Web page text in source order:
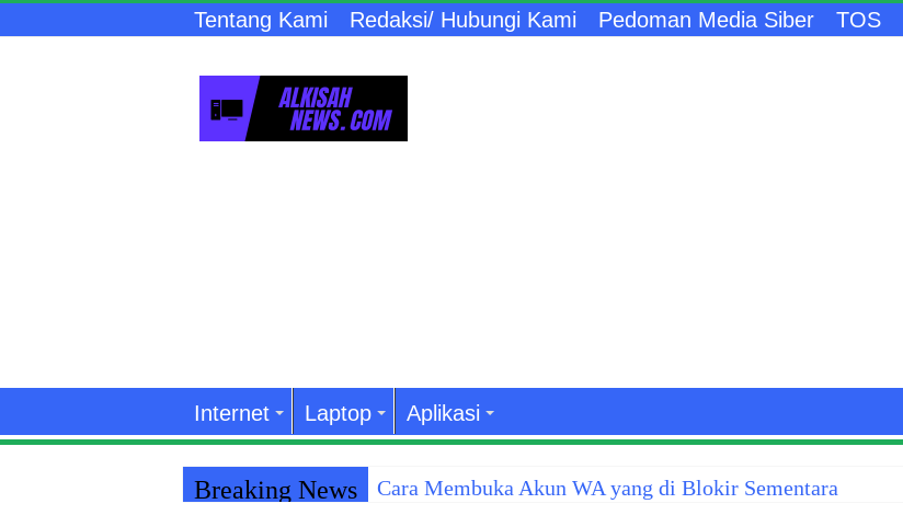
Tentang Kami Redaksi/ Hubungi Kami Pedoman Media Siber TOS
Internet Laptop Aplikasi
Breaking News Cara Membuka Akun WA yang di Blokir Sementara